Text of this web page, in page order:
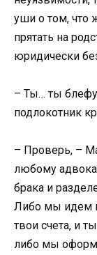
уши о том, что
прятать на
юридически
– Ты… ты
подлокотник
– Проверь, –
любому
брака и
Либо мы идем
твои счета, и
либо мы